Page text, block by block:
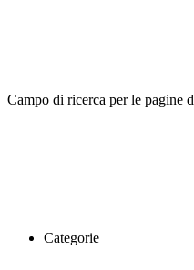
Campo di ricerca per le pagine
Categorie